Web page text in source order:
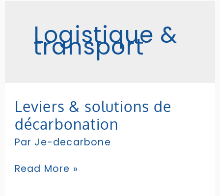
Logistique &
transport
Leviers & solutions de
décarbonation
Par Je-decarbone
Leviers
&
solutions
de
décarbonation
Read More »